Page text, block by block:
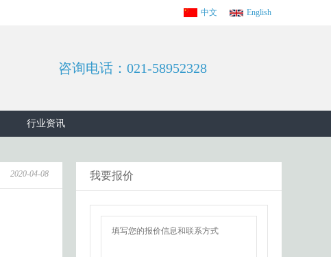
中文 English
咨询电话：021-58952328
行业资讯
2020-04-08 我要报价